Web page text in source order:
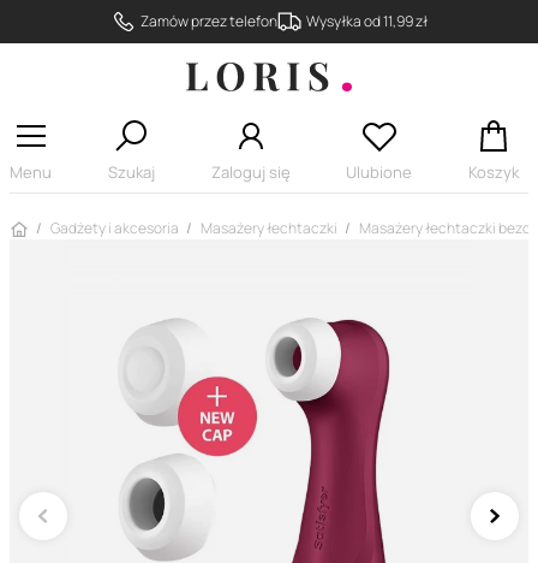
Zamów przez telefon Wysyłka od 11,99 zł
Menu Szukaj Zaloguj się Ulubione Koszyk
Strona główna
Gadżety i akcesoria Masażery łechtaczki Masażery łechtaczki